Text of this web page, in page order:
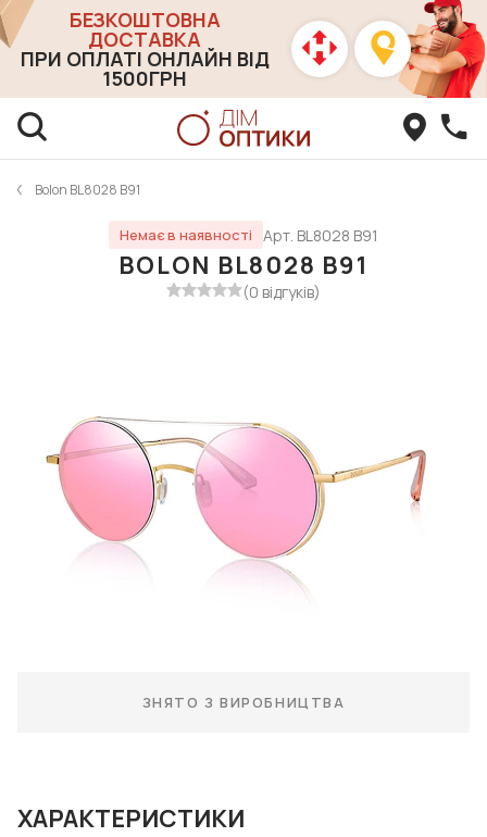
БЕЗКОШТОВНА
ДОСТАВКА
ПРИ ОПЛАТІ ОНЛАЙН ВІД
1500ГРН
Bolon BL8028 B91
Немає в наявності Арт. BL8028 B91
BOLON BL8028 B91
(0 відгуків)
ЗНЯТО З ВИРОБНИЦТВА
ХАРАКТЕРИСТИКИ